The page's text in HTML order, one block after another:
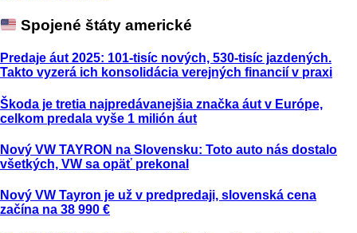
Spojené štáty americké
Predaje áut 2025: 101-tisíc nových, 530-tisíc jazdených.
Takto vyzerá ich konsolidácia verejných financií v praxi
Škoda je tretia najpredávanejšia značka áut v Európe,
celkom predala vyše 1 milión áut
Nový VW TAYRON na Slovensku: Toto auto nás dostalo
všetkých, VW sa opäť prekonal
Nový VW Tayron je už v predpredaji, slovenská cena
začína na 38 990 €